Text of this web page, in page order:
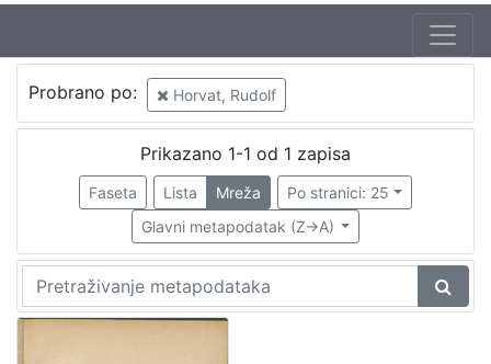
Probrano po: Horvat, Rudolf
Prikazano 1-1 od 1 zapisa
Faseta Lista Mreža
Po stranici: 25
Glavni metapodatak (Z->A)